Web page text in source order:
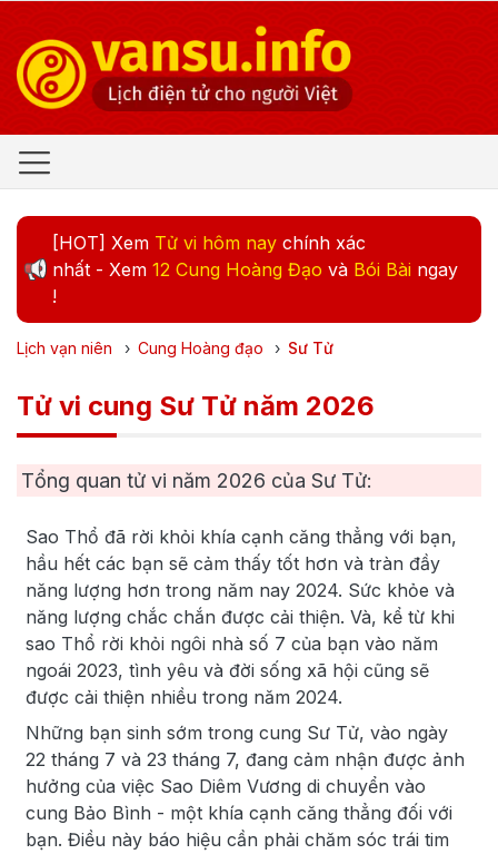
[HOT] Xem Tử vi hôm nay chính xác
nhất - Xem 12 Cung Hoàng Đạo và Bói Bài ngay
!
Lịch vạn niên › Cung Hoàng đạo › Sư Tử
Tử vi cung Sư Tử năm 2026
Tổng quan tử vi năm 2026 của Sư Tử:
Sao Thổ đã rời khỏi khía cạnh căng thẳng với bạn,
hầu hết các bạn sẽ cảm thấy tốt hơn và tràn đầy
năng lượng hơn trong năm nay 2024. Sức khỏe và
năng lượng chắc chắn được cải thiện. Và, kể từ khi
sao Thổ rời khỏi ngôi nhà số 7 của bạn vào năm
ngoái 2023, tình yêu và đời sống xã hội cũng sẽ
được cải thiện nhiều trong năm 2024.
Những bạn sinh sớm trong cung Sư Tử, vào ngày
22 tháng 7 và 23 tháng 7, đang cảm nhận được ảnh
hưởng của việc Sao Diêm Vương di chuyển vào
cung Bảo Bình - một khía cạnh căng thẳng đối với
bạn. Điều này báo hiệu cần phải chăm sóc trái tim